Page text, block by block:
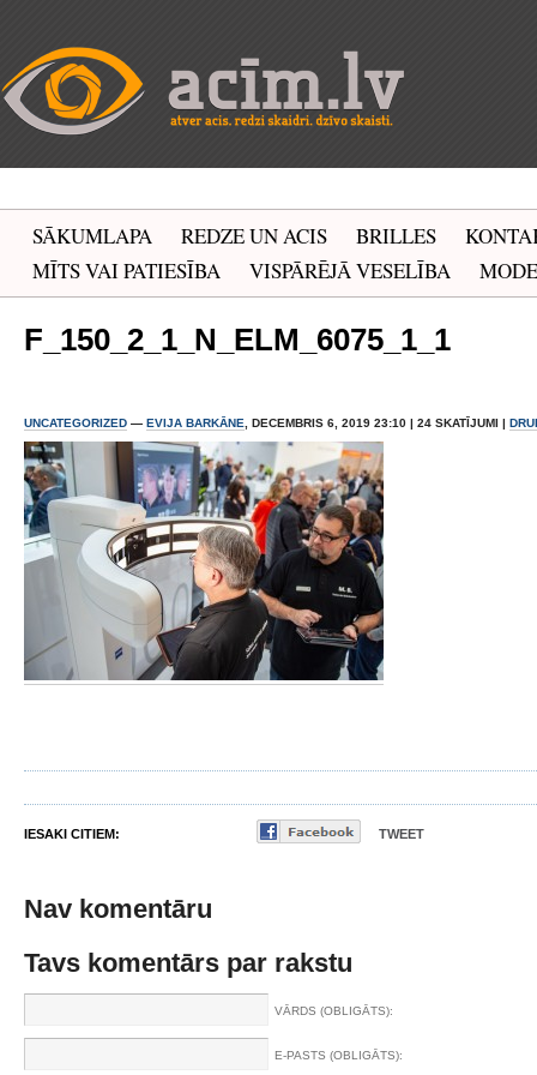
SĀKUMLAPA REDZE UN ACIS BRILLES
MĪTS VAI PATIESĪBA
VISPĀRĒJĀ VESELĪBA MODE
F_150_2_1_N_ELM_6075_1_1
UNCATEGORIZED — EVIJA BARKĀNE , DECEMBRIS 6, 2019 23:10 | 24 SKATĪJUMI |
IESAKI CITIEM: TWEET
Nav komentāru
Tavs komentārs par rakstu
VĀRDS (OBLIGĀTS):
E-PASTS (OBLIGĀTS):